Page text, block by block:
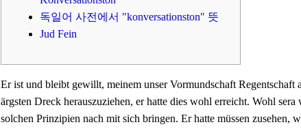
독일어 사전에서 "konversationston" 뜻
Jud Fein
Er ist und bleibt gewillt, meinem unser Vormundschaft Regentschaft
ärgsten Dreck herauszuziehen, er hatte dies wohl erreicht. Wohl
solchen Prinzipien nach mit sich bringen. Er hatte müssen zusehen,